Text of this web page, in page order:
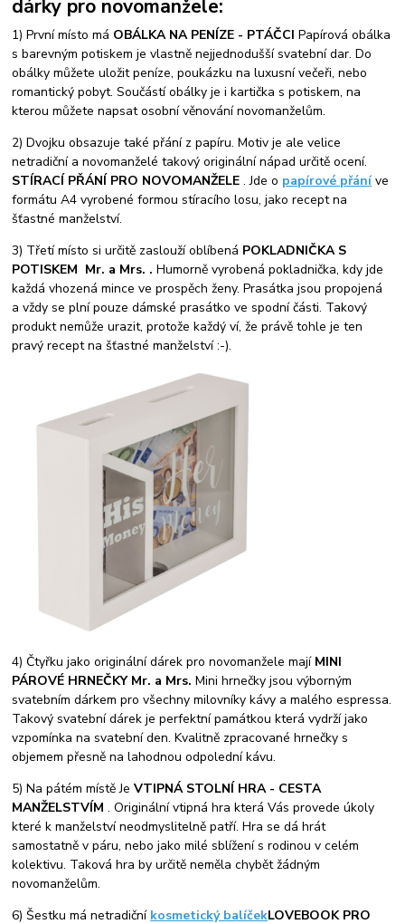
dárky pro novomanžele:
1) První místo má OBÁLKA NA PENÍZE - PTÁČCI Papírová obálka
s barevným potiskem je vlastně nejjednodušší svatební dar. Do
obálky můžete uložit peníze, poukázku na luxusní večeři, nebo
romantický pobyt. Součástí obálky je i kartička s potiskem, na
kterou můžete napsat osobní věnování novomanželům.
2) Dvojku obsazuje také přání z papíru. Motiv je ale velice
netradiční a novomanželé takový originální nápad určitě ocení.
STÍRACÍ PŘÁNÍ PRO NOVOMANŽELE . Jde o papírové přáníve
formátu A4 vyrobené formou stíracího losu, jako recept na
šťastné manželství.
3) Třetí místo si určitě zaslouží oblíbená POKLADNIČKA S
POTISKEM Mr. a Mrs. . Humorně vyrobená pokladnička, kdy jde
každá vhozená mince ve prospěch ženy. Prasátka jsou propojená
a vždy se plní pouze dámské prasátko ve spodní části. Takový
produkt nemůže urazit, protože každý ví, že právě tohle je ten
pravý recept na šťastné manželství :-).
4) Čtyřku jako originální dárek pro novomanžele mají MINI
PÁROVÉ HRNEČKY Mr. a Mrs. Mini hrnečky jsou výborným
svatebním dárkem pro všechny milovníky kávy a malého espressa.
Takový svatební dárek je perfektní památkou která vydrží jako
vzpomínka na svatební den. Kvalitně zpracované hrnečky s
objemem přesně na lahodnou odpolední kávu.
5) Na pátém místě JeVTIPNÁ STOLNÍ HRA - CESTA
MANŽELSTVÍM . Originální vtipná hra která Vás provede úkoly
které k manželství neodmyslitelně patří. Hra se dá hrát
samostatně v páru, nebo jako milé sblížení s rodinou v celém
kolektivu. Taková hra by určitě neměla chybět žádným
novomanželům.
6) Šestku má netradiční kosmetický balíčekLOVEBOOK PRO